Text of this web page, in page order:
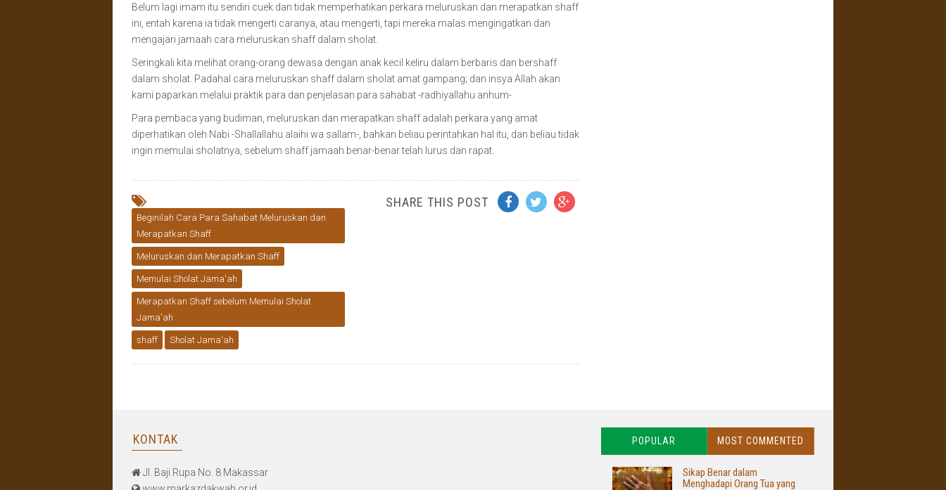
Belum lagi imam itu sendiri cuek dan tidak memperhatikan perkara meluruskan dan merapatkan shaff
ini, entah karena ia tidak mengerti caranya, atau mengerti, tapi mereka malas mengingatkan dan
mengajari jamaah cara meluruskan shaff dalam sholat.
Seringkali kita melihat orang-orang dewasa dengan anak kecil keliru dalam berbaris dan bershaff
dalam sholat. Padahal cara meluruskan shaff dalam sholat amat gampang; dan insya Allah akan
kami paparkan melalui praktik para dan penjelasan para sahabat -radhiyallahu anhum-
Para pembaca yang budiman, meluruskan dan merapatkan shaff adalah perkara yang amat
diperhatikan oleh Nabi -Shallallahu alaihi wa sallam-, bahkan beliau perintahkan hal itu, dan beliau tidak
ingin memulai sholatnya, sebelum shaff jamaah benar-benar telah lurus dan rapat.
Beginilah Cara Para Sahabat Meluruskan dan
Merapatkan Shaff
Meluruskan dan Merapatkan Shaff
Memulai Sholat Jama'ah
Merapatkan Shaff sebelum Memulai Sholat
Jama'ah
shaff Sholat Jama'ah
SHARE THIS POST
KONTAK
Jl. Baji Rupa No. 8 Makassar
POPULAR MOST COMMENTED
Sikap Benar dalam
Menghadapi Orang Tua yang